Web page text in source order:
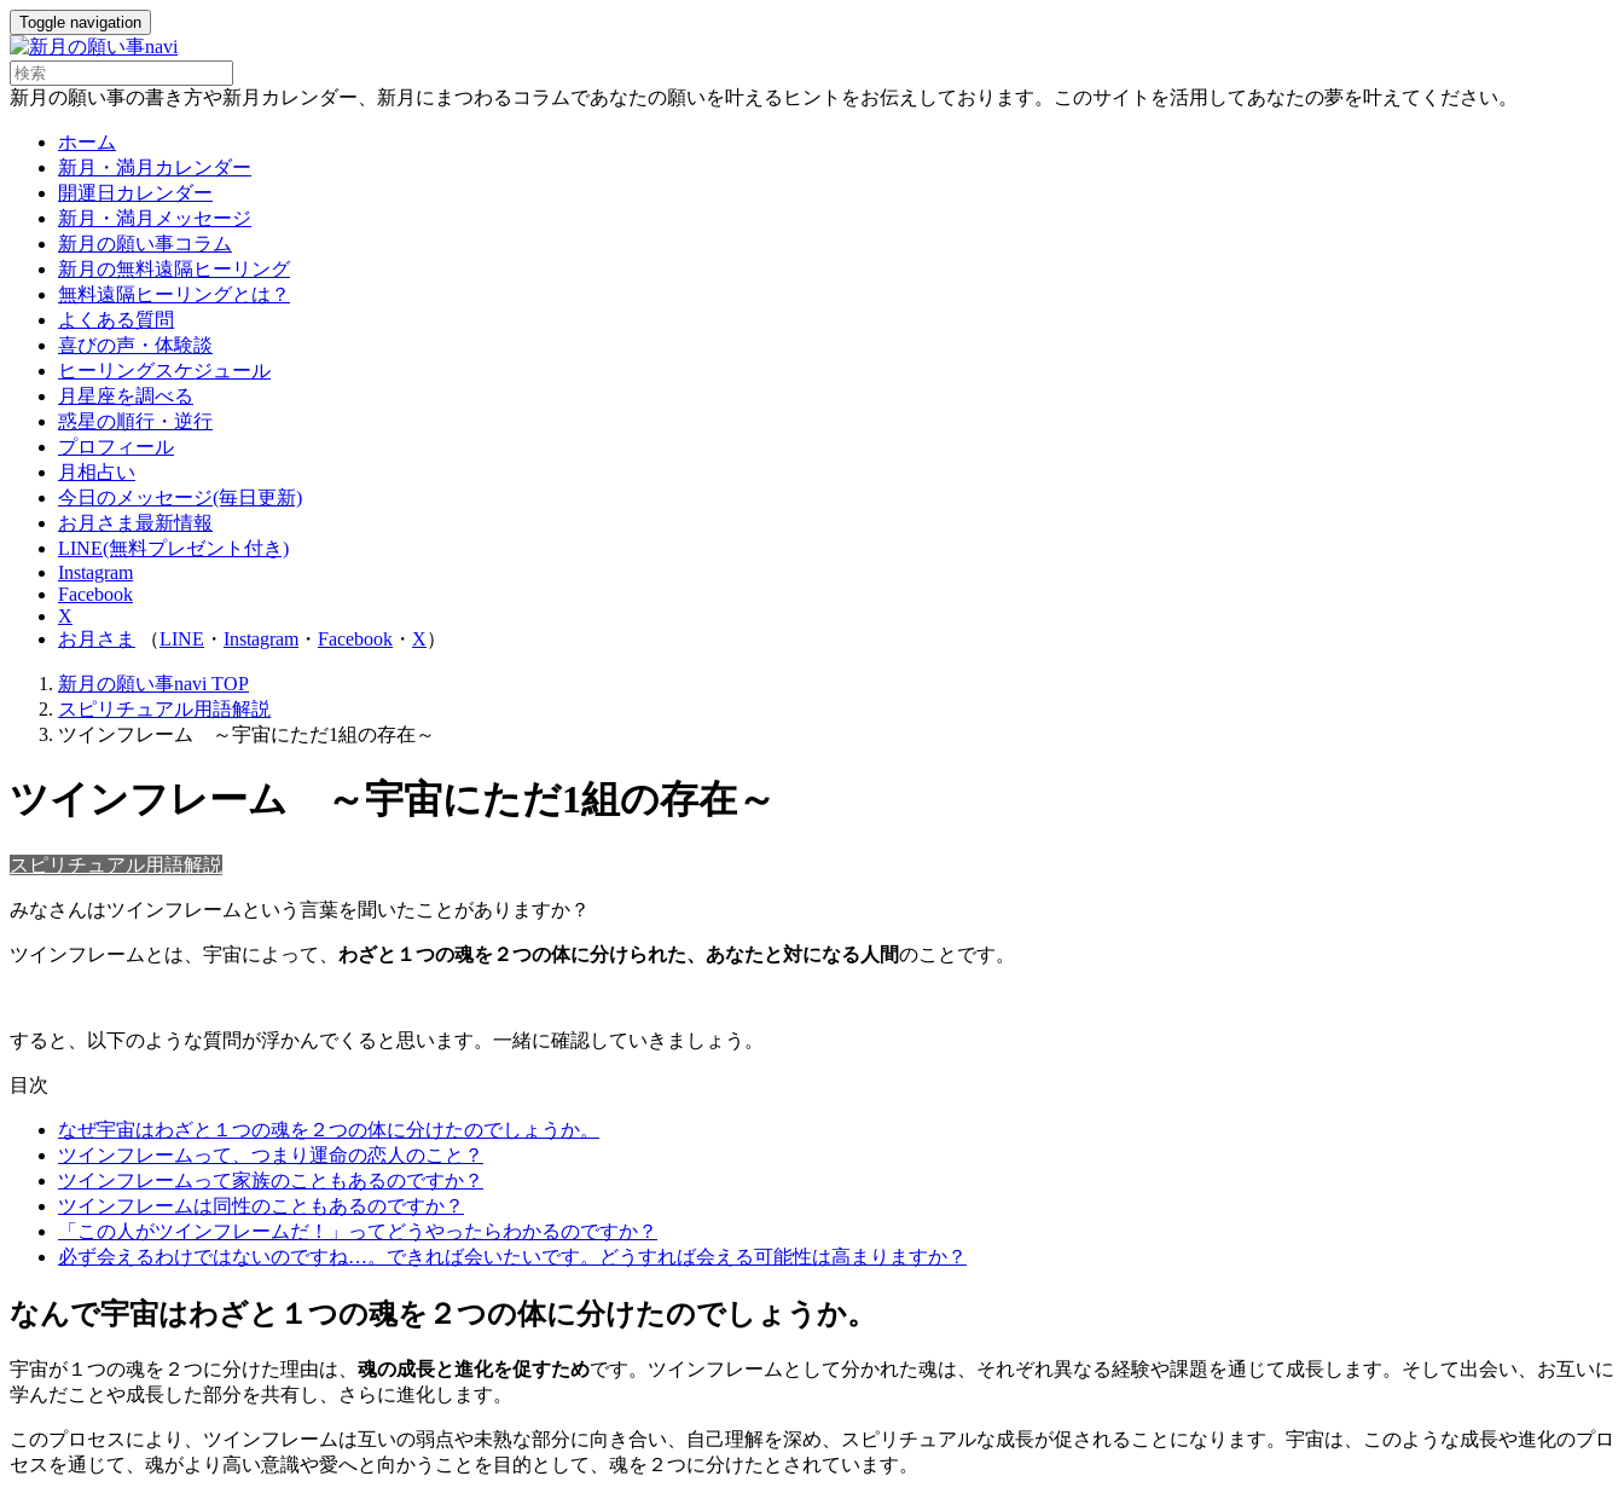
Toggle navigation
新月の願い事の書き方や新月カレンダー、新月にまつわるコラムであなたの願いを叶えるヒントをお伝えしております。このサイトを活用してあなたの夢を叶えてください。
ホーム
新月・満月カレンダー
開運日カレンダー
新月・満月メッセージ
新月の願い事コラム
新月の無料遠隔ヒーリング
無料遠隔ヒーリングとは？
よくある質問
喜びの声・体験談
ヒーリングスケジュール
月星座を調べる
惑星の順行・逆行
プロフィール
月相占い
今日のメッセージ(毎日更新)
お月さま最新情報
LINE(無料プレゼント付き)
Instagram
Facebook
X
お月さま
（LINE ・ Instagram ・ Facebook ・ X）
新月の願い事navi TOP
スピリチュアル用語解説
ツインフレーム ～宇宙にただ1組の存在～
ツインフレーム ～宇宙にただ1組の存在～
スピリチュアル用語解説
みなさんはツインフレームという言葉を聞いたことがありますか？
ツインフレームとは、宇宙によって、 わざと１つの魂を２つの体に分けられた、あなたと対になる人間のことです。
すると、以下のような質問が浮かんでくると思います。一緒に確認していきましょう。
目次
なぜ宇宙はわざと１つの魂を２つの体に分けたのでしょうか。
ツインフレームって、つまり運命の恋人のこと？
ツインフレームって家族のこともあるのですか？
ツインフレームは同性のこともあるのですか？
「この人がツインフレームだ！」ってどうやったらわかるのですか？
必ず会えるわけではないのですね…。できれば会いたいです。どうすれば会える可能性は高まりますか？
なんで宇宙はわざと１つの魂を２つの体に分けたのでしょうか。
宇宙が１つの魂を２つに分けた理由は、 魂の成長と進化を促すためです。ツインフレームとして分かれた魂は、それぞれ異なる経験や課題を通じて成長します。そして出会い、お互いに
学んだことや成長した部分を共有し、さらに進化します。
このプロセスにより、ツインフレームは互いの弱点や未熟な部分に向き合い、自己理解を深め、スピリチュアルな成長が促されることになります。宇宙は、このような成長や進化のプロ
セスを通じて、魂がより高い意識や愛へと向かうことを目的として、魂を２つに分けたとされています。